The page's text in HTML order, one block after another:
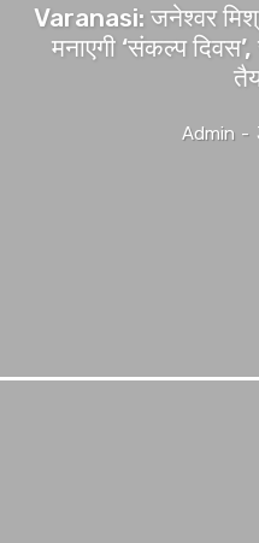
Varanasi: जनेश्वर
मनाएगी ‘संकल्प
Admin -